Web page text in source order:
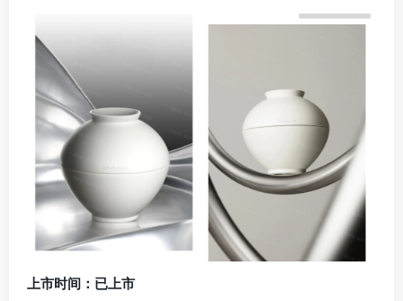
上市时间：已上市